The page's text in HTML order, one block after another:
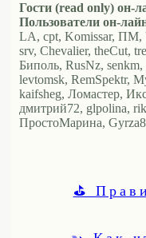
Гости (read only) он-
Пользователи он-
LA, cpt, Komissar, ПМ,
srv, Chevalier, theCut,
Биполь, RusNz,
levtomsk, RemSpektr,
kaifsheg, Ломастер,
дмитрий72, glpolina,
ПростоМарина,
⛳